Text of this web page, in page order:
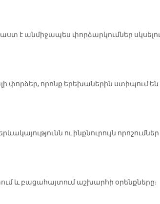
է անմիջապես փորձարկումներ սկսելու
փորձեր, որոնք երեխաներին ստիպում են
ու ինքնուրույն որոշումներ
և բացահայտում աշխարհի օրենքները։